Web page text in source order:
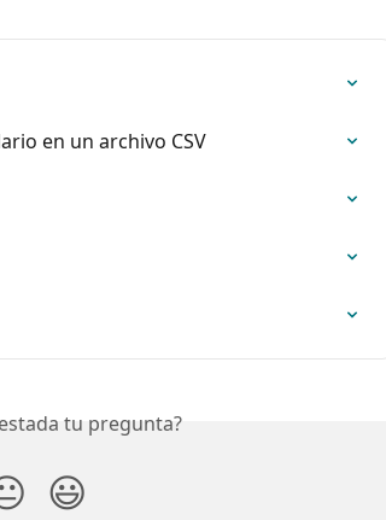
en un archivo CSV
tu pregunta?
😃